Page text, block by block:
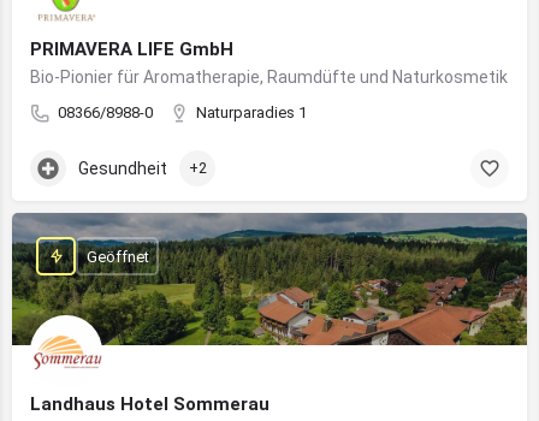
PRIMAVERA LIFE GmbH
Bio-Pionier für Aromatherapie, Raumdüfte und Naturkosmetik
08366/8988-0 Naturparadies 1
Gesundheit +2
Landhaus Hotel Sommerau
Geöffnet